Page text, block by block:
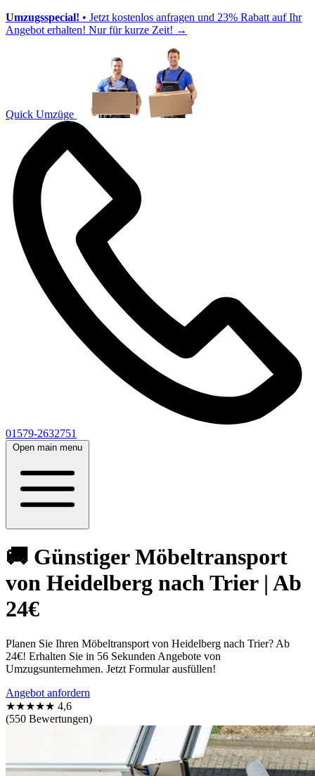
Umzugsspecial! • Jetzt kostenlos anfragen und 23% Rabatt auf Ihr
Angebot erhalten! Nur für kurze Zeit! →
Quick Umzüge
01579-2632751
Open main menu
🚚 Günstiger Möbeltransport
von Heidelberg nach Trier | Ab
24€
Planen Sie Ihren Möbeltransport von Heidelberg nach Trier? Ab
24€! Erhalten Sie in 56 Sekunden Angebote von
Umzugsunternehmen. Jetzt Formular ausfüllen!
Angebot anfordern
★★★★★ 4,6
(550 Bewertungen)